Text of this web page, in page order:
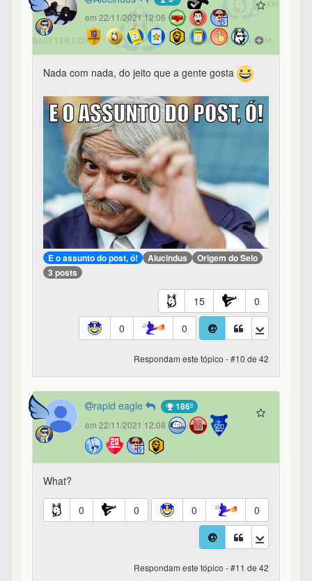
em 22/11/2021 12:06
Nada com nada, do jeito que a gente gosta
E o assunto do post, ó! Alucindus
Origem do Selo
3 posts
15
0
0
0
Respondam este tópico - #10 de 42
rapid eagle 186º
em 22/11/2021 12:08
What?
0 0 0 0
Respondam este tópico - #11 de 42